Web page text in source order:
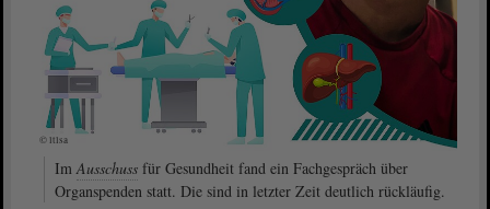
© ltlsa
ImAusschuss für Gesundheit fand ein Fachgespräch über
Organspenden statt. Die sind in letzter Zeit deutlich rückläufig.